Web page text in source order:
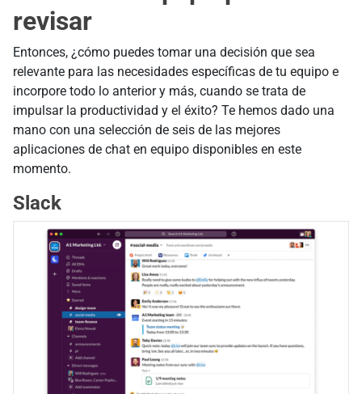
revisar
Entonces, ¿cómo puedes tomar una decisión que sea
relevante para las necesidades específicas de tu equipo e
incorpore todo lo anterior y más, cuando se trata de
impulsar la productividad y el éxito? Te hemos dado una
mano con una selección de seis de las mejores
aplicaciones de chat en equipo disponibles en este
momento.
Slack